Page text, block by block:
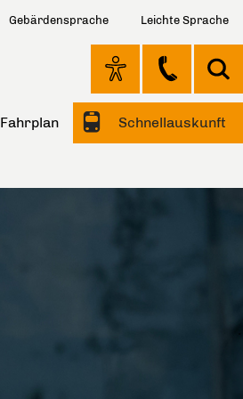
Gebärdensprache Leichte Sprache
Fahrplan Schnellauskunft